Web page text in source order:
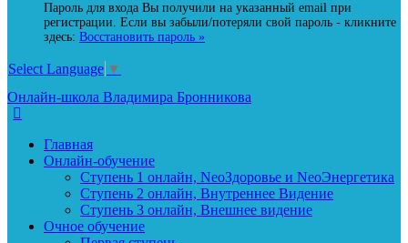
Пароль для входа Вы получили на указанный email при
регистрации. Если вы забыли/потеряли свой пароль - кликните
здесь: Восстановить пароль »
Select Language ▼
Онлайн-школа Владимира Бронникова
Главная
Онлайн-обучение
Ступень 1 онлайн, NeoЗдоровье и NeoЭнергетика
Ступень 2 онлайн, Внутреннее Видение
Ступень 3 онлайн, Внешнее видение
Очное обучение